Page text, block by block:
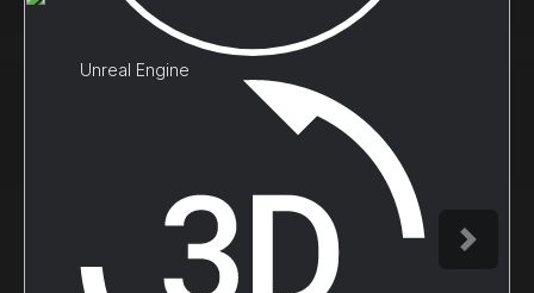
Unreal Engine